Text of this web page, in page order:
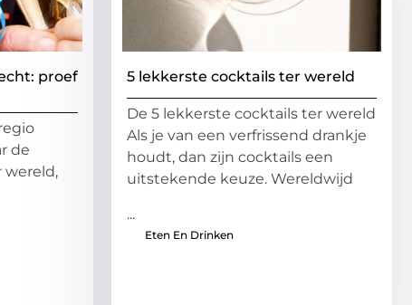
proef
de
wereld,
5 lekkerste cocktails ter wereld
De 5 lekkerste cocktails ter wereld
Als je van een verfrissend drankje
houdt, dan zijn cocktails een
uitstekende keuze. Wereldwijd
...
Eten En Drinken